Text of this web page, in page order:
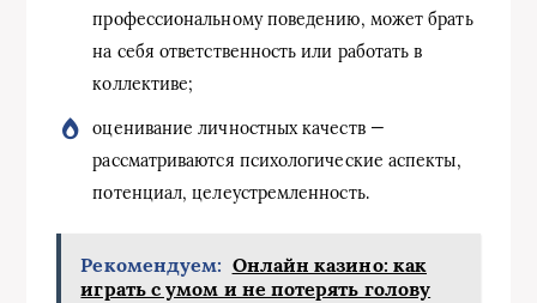
профессиональному поведению, может брать
на себя ответственность или работать в
коллективе;
оценивание личностных качеств —
рассматриваются психологические аспекты,
потенциал, целеустремленность.
Рекомендуем: Онлайн казино: как
играть с умом и не потерять голову